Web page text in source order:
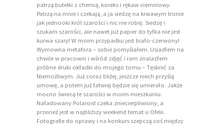
patrzą butelki z chemią, koreks i rękaw ciemniowy.
Patrzą na mnie i czekają, a ja siedzę na krwawym tronie
jak jednooki król szarości i nic nie robię. Siedzę i
szukam szarości, ale nawet już papier do tyłka nie jest
kurwa szary! W moim przypadku jest biało-czerwony!
Wymowna metafora – sobie pomyślałem. Usiadłem na
chwile w pracowni i wśród zdjęć i ram znalazłem
próbne druki okładki do mojego tomu – Tęsknić za
Niemożliwym. Już coraz bliżej, jeszcze niech przyślą
umowę, a potem już łatwiej będzie się umierało. Jakże
mocno świecą te szarości w moim mieszkaniu.
Naładowany Polaroid czeka zniecierpliwiony, a
przecież jest w najbliższy weekend temat u Ofelii.
Fotografie do oprawy i na konkurs szepczą coś między